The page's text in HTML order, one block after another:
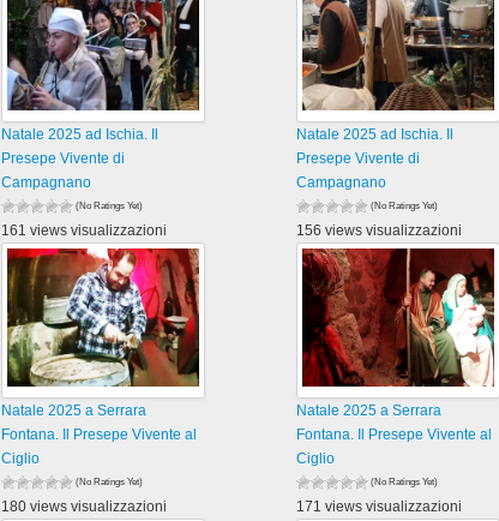
Natale 2025 ad Ischia. Il
Presepe Vivente di
Campagnano
(No Ratings Yet)
161 views visualizzazioni
Natale 2025 ad Ischia. Il
Presepe Vivente di
Campagnano
(No Ratings Yet)
156 views visualizzazioni
Natale 2025 a Serrara
Fontana. Il Presepe Vivente al
Ciglio
(No Ratings Yet)
180 views visualizzazioni
Natale 2025 a Serrara
Fontana. Il Presepe Vivente al
Ciglio
(No Ratings Yet)
171 views visualizzazioni